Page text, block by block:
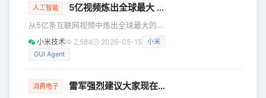
更值得关注的是，DeepSeek V4.1或于6
月登场，主打MCP协议适配与多模态能
力。而大洋彼岸OpenAI发布GPT-5.5系
列的同时，Anthropic年化收入已突破
440亿美元。 在多模态理解、长程
人工智能 5亿视频炼出全球最大 GUI 开源数据集、推理 Token 省71%小模型反超大模型——
从5亿条互联网视频中炼出全球最大的开
源 GUI 操作数据集，让7B 模型在
ScreenSpot-Pro 上准确率提升38%；
3B 参数的小模型做时序推理，干掉专用
PPT 愿景，而是小米 AI 团队研究成果的
小米技术 2,584 2026-05-15
小米
GUI Agent
消费电子 雷军强烈建议大家现在就换手机